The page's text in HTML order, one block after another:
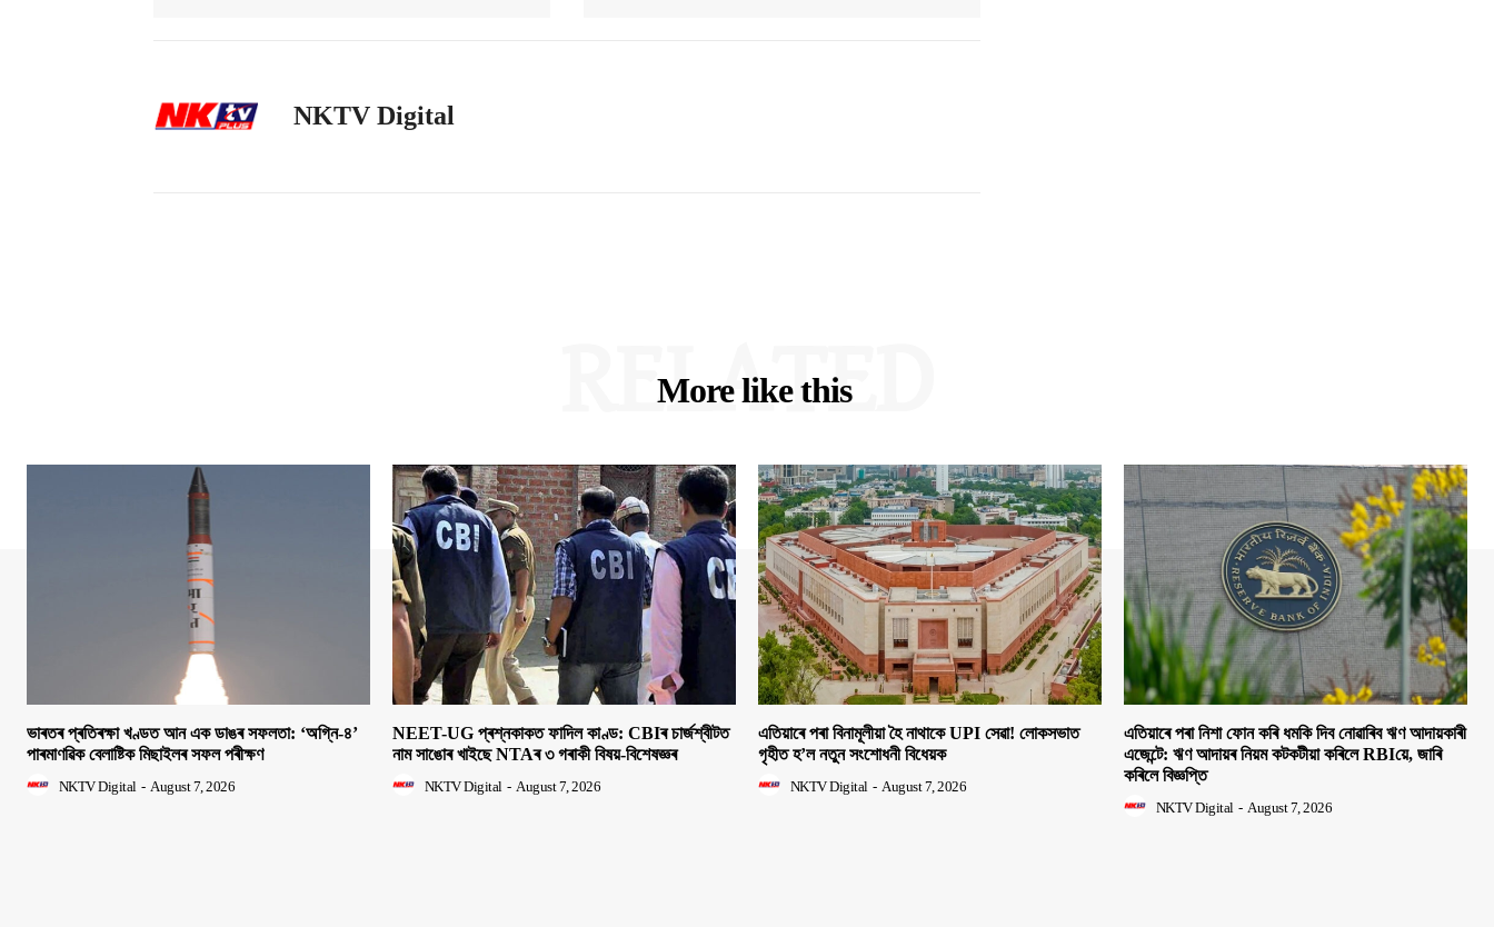
NKTV Digital
More like this
RELATED
ভাৰতৰ প্ৰতিৰক্ষা খণ্ডত আন এক ডাঙৰ সফলতা: ‘অগ্নি-৪’
পাৰমাণৱিক বেলাষ্টিক মিছাইলৰ সফল পৰীক্ষণ
NKTV Digital - August 7, 2026
NEET-UG প্ৰশ্নকাকত ফাদিল কাণ্ড: CBIৰ চাৰ্জশ্বীটত
নাম সাঙোৰ খাইছে NTAৰ ৩ গৰাকী বিষয়-বিশেষজ্ঞৰ
NKTV Digital - August 7, 2026
এতিয়াৰে পৰা বিনামূলীয়া হৈ নাথাকে UPI সেৱা! লোকসভাত
গৃহীত হ’ল নতুন সংশোধনী বিধেয়ক
NKTV Digital - August 7, 2026
এতিয়াৰে পৰা নিশা ফোন কৰি ধমকি দিব নোৱাৰিব ঋণ আদায়কাৰী
এজেন্টে: ঋণ আদায়ৰ নিয়ম কটকটীয়া কৰিলে RBIয়ে, জাৰি
কৰিলে বিজ্ঞপ্তি
NKTV Digital - August 7, 2026